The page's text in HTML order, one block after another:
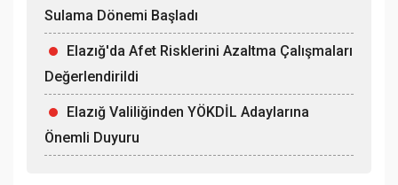
Sulama Dönemi Başladı
Elazığ'da Afet Risklerini Azaltma Çalışmaları
Değerlendirildi
Elazığ Valiliğinden YÖKDİL Adaylarına
Önemli Duyuru